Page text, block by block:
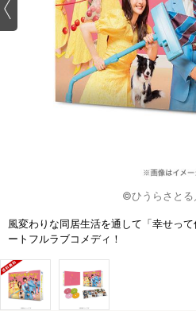
©ひうらさと
風変わりな同居生活を通して「幸せっ
ートフルラブコメディ！